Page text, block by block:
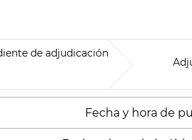
de adjudicación
Fecha y hora de